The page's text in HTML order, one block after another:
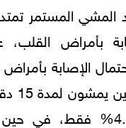
المشي المستمر
بأمراض
الإصابة
متواصلة 4.39% فقط،